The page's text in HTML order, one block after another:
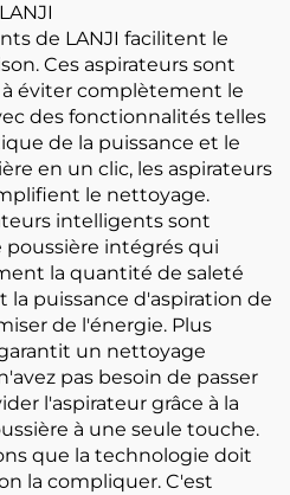
de LANJI facilitent le
Ces aspirateurs sont
éviter complètement le
des fonctionnalités telles
de la puissance et le
en un clic, les aspirateurs
le nettoyage.
intelligents sont
intégrés qui
la quantité de saleté
puissance d'aspiration de
de l'énergie. Plus
un nettoyage
pas besoin de passer
l'aspirateur grâce à la
à une seule touche.
que la technologie doit
la compliquer. C'est